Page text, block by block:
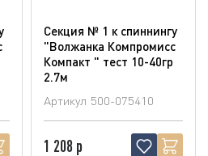
Секция № 1 к спиннингу
"Волжанка Компромисс
Компакт " тест 10-40гр
2.7м
Артикул 500-075410
1 208 р